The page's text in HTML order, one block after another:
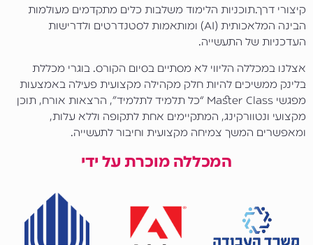
קיצורי דרך.תוכניות הלימוד משלבות כלים מתקדמים מעולמות
הבינה המלאכותית (AI) ומותאמות לסטנדרטים ולדרישות
העדכניות של התעשייה.
אצלנו במכללה הליווי לא מסתיים בסיום הקורס. בוגרי מכללת
בלינק ממשיכים להיות חלק מקהילה מקצועית פעילה באמצעות
מפגשי Master Class “כל תלמיד לתלמיד”, הרצאות אורח, תוכן
מקצועי ונטוורקינג, המתקיימים אחת לתקופה וללא עלות,
ומאפשרים המשך צמיחה מקצועית וחיבור לתעשייה.
המכללה מוכרת על ידי